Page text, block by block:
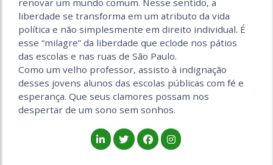
renovar um mundo comum. Nesse sentido, a
liberdade se transforma em um atributo da vida
política e não simplesmente em direito individual. É
esse “milagre” da liberdade que eclode nos pátios
das escolas e nas ruas de São Paulo.
Como um velho professor, assisto à indignação
desses jovens alunos das escolas públicas com fé e
esperança. Que seus clamores possam nos
despertar de um sono sem sonhos.